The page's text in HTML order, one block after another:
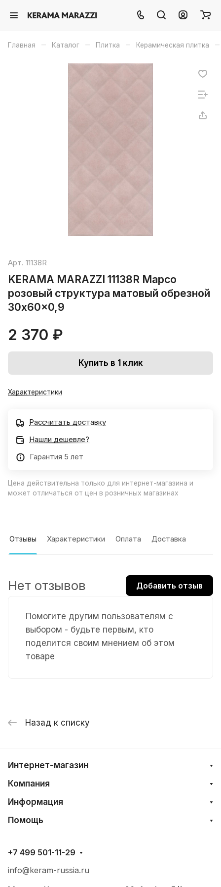
Главная – Каталог – Плитка – Керамическая плитка –
Арт. 11138R
KERAMA MARAZZI 11138R Марсо
розовый структура матовый обрезной
30x60x0,9
2 370 ₽
Купить в 1 клик
Характеристики
Рассчитать доставку
Нашли дешевле?
Гарантия 5 лет
Цена действительна только для интернет-магазина и
может отличаться от цен в розничных магазинах
Отзывы Характеристики Оплата Доставка
Помогите другим пользователям с
выбором - будьте первым, кто
поделится своим мнением об этом
товаре
Нет отзывов Добавить отзыв
Назад к списку
Интернет-магазин
Компания
Информация
Помощь
+7 499 501-11-29
info@keram-russia.ru